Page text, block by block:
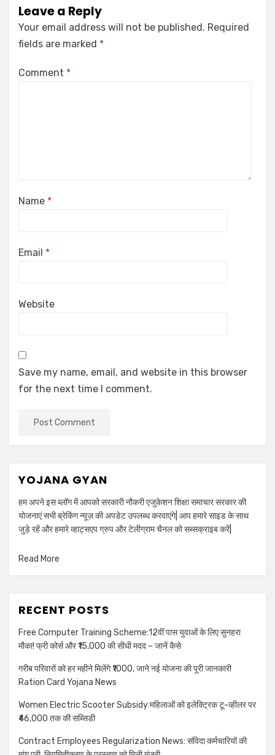
Leave a Reply
Your email address will not be published. Required
fields are marked *
Comment *
Name *
Email *
Website
Save my name, email, and website in this browser
for the next time I comment.
YOJANA GYAN
हम अपने इस ब्लॉग में आपको सरकारी नौकरी एजुकेशन शिक्षा समाचार सरकार की
योजनाएं सभी ब्रेकिंग न्यूज़ की अपडेट उपलब्ध करवाएंगे| आप हमारे साइड के साथ
जुड़े रहें और हमारे व्हाट्सएप ग्रुप और टेलीग्राम चैनल को सब्सक्राइब करें|
Read More
RECENT POSTS
Free Computer Training Scheme:12वीं पास युवाओं के लिए सुनहरा
मौका! फ्री कोर्स और ₹15,000 की सीधी मदद – जानें कैसे
गरीब परिवारों को हर महीने मिलेंगे ₹1000, जाने नई योजना की पूरी जानकारी
Ration Card Yojana News
Women Electric Scooter Subsidy:महिलाओं को इलेक्ट्रिक टू-व्हीलर पर
₹46,000 तक की सब्सिडी
Contract Employees Regularization News: संविदा कर्मचारियों की